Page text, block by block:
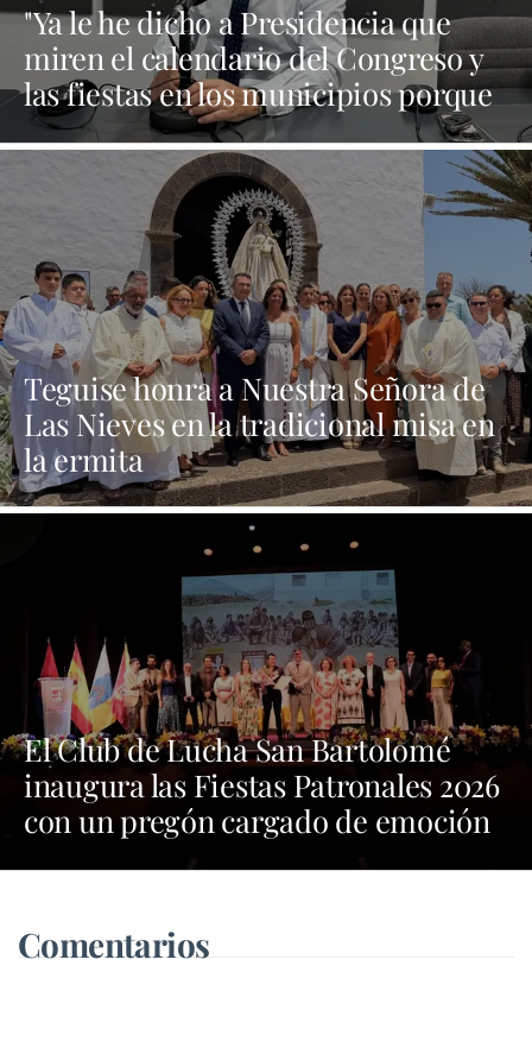
"Ya le he dicho a Presidencia que
miren el calendario del Congreso y
las fiestas en los municipios porque
Dolores Corujo estaba en un fiesta
aquí y al día siguiente no está en el
Teguise honra a Nuestra Señora de
Las Nieves en la tradicional misa en
la ermita
El Club de Lucha San Bartolomé
inaugura las Fiestas Patronales 2026
con un pregón cargado de emoción
Comentarios